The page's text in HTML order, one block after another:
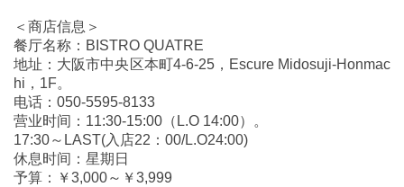
＜商店信息＞
餐厅名称：BISTRO QUATRE
地址：大阪市中央区本町4-6-25，Escure Midosuji-Honmac
hi，1F。
电话：050-5595-8133
营业时间：11:30-15:00（L.O 14:00）。
17:30～LAST(入店22：00/L.O24:00)
休息时间：星期日
予算：￥3,000～￥3,999